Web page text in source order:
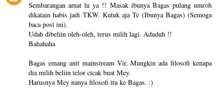
Sembarangan amat lu ya !! Masak ibunya Bagas pulang umroh
dikatain habis jadi TKW. Kutuk aja Te (Ibunya Bagas) (Semoga
baca post ini).
Udah dibeliin oleh-oleh, terus milih lagi. Aduduh !!
Bahahaha
Bagas emang anit mainstream Vir. Mungkin ada filosofi kenapa
dia milih beliin telor cicak buat Mey.
Harusnya Mey nanya filosofi itu ke Bagas. :)